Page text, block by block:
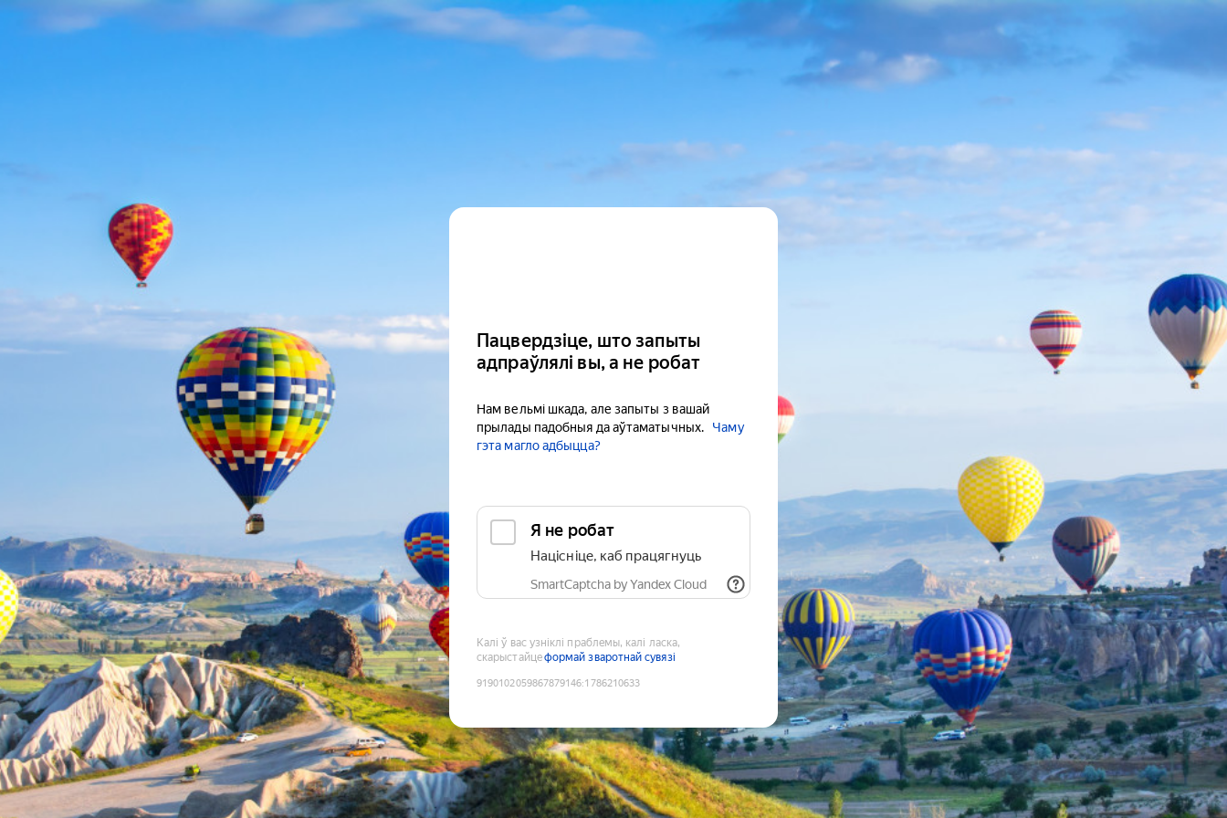
Пацвердзіце, што запыты
адпраўлялі вы, а не робат
Нам вельмі шкада, але запыты з вашай
прылады падобныя да аўтаматычных.
Чаму
гэта магло адбыцца?
Я не робат
Націсніце, каб працягнуць
SmartCaptcha by Yandex Cloud
Калі ў вас узніклі праблемы, калі ласка,
скарыстайцеформай зваротнай сувязі
9190102059867879146:1786210633